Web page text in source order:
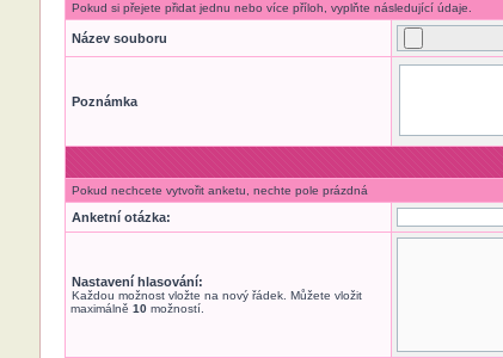
Pokud si přejete přidat jednu nebo více příloh, vyplňte následující údaje.
Název souboru
Poznámka
Pokud nechcete vytvořit anketu, nechte pole prázdná
Anketní otázka:
Nastavení hlasování:
Každou možnost vložte na nový řádek. Můžete vložit
maximálně 10možností.